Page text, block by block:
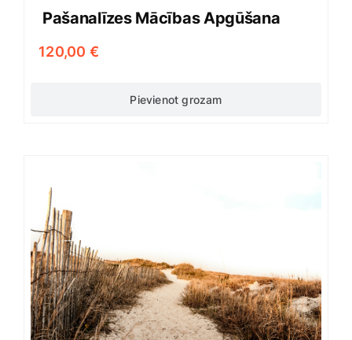
Pašanalīzes Mācības Apgūšana
120,00 €
Pievienot grozam